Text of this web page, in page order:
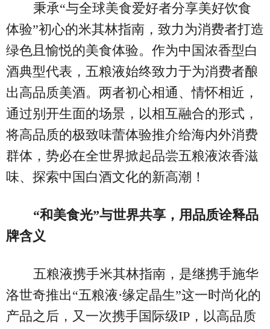
秉承“与全球美食爱好者分享美好饮食
体验”初心的米其林指南，致力为消费者打造
绿色且愉悦的美食体验。作为中国浓香型白
酒典型代表，五粮液始终致力于为消费者酿
出高品质美酒。两者初心相通、情怀相近，
通过别开生面的场景，以相互融合的形式，
将高品质的极致味蕾体验推介给海内外消费
群体，势必在全世界掀起品尝五粮液浓香滋
味、探索中国白酒文化的新高潮！
“和美食光”与世界共享，用品质诠释品
牌含义
五粮液携手米其林指南，是继携手施华
洛世奇推出“五粮液·缘定晶生”这一时尚化的
产品之后，又一次携手国际级IP，以高品质